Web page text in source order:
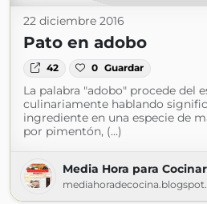
22 diciembre 2016
Pato en adobo
42 0 Guardar
La palabra "adobo" procede del
culinariamente hablando
ingrediente en una especie de
por pimentón, (...)
Media Hora para Cocinar